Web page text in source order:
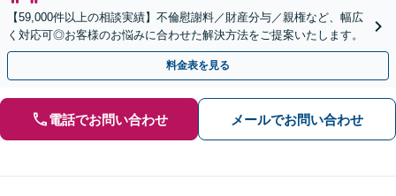
【59,000件以上の相談実績】不倫慰謝料／財産分与／親権など、幅広
く対応可◎お客様のお悩みに合わせた解決方法をご提案いたします。
料金表を見る
電話でお問い合わせ メールでお問い合わせ